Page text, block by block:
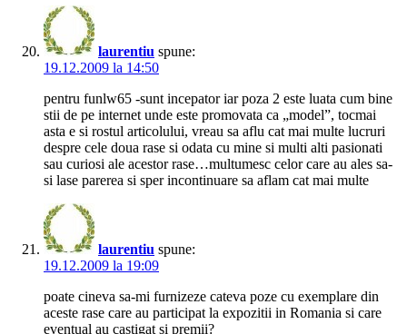
laurentiu spune:
19.12.2009 la 14:50
pentru funlw65 -sunt incepator iar poza 2 este luata cum bine
stii de pe internet unde este promovata ca „model”, tocmai
asta e si rostul articolului, vreau sa aflu cat mai multe lucruri
despre cele doua rase si odata cu mine si multi alti pasionati
sau curiosi ale acestor rase…multumesc celor care au ales sa-
si lase parerea si sper incontinuare sa aflam cat mai multe
laurentiu spune:
19.12.2009 la 19:09
poate cineva sa-mi furnizeze cateva poze cu exemplare din
aceste rase care au participat la expozitii in Romania si care
eventual au castigat si premii?